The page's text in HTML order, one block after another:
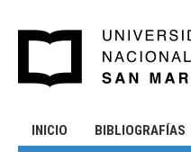
INICIO BIBLIOGRAFÍAS